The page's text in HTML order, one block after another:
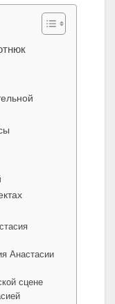
Анастасии
сцене